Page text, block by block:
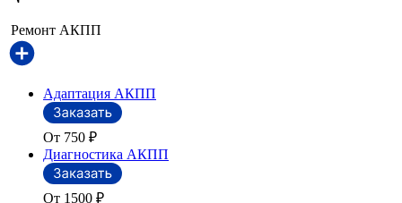
Ремонт АКПП
Адаптация АКПП
От 750 ₽
Диагностика АКПП
От 1500 ₽